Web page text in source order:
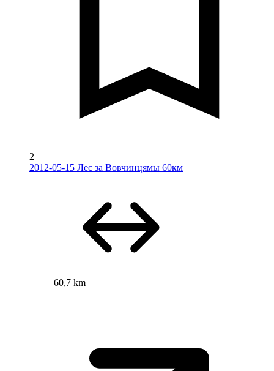
2
2012-05-15 Лес за Вовчинцямы 60км
60,7 km